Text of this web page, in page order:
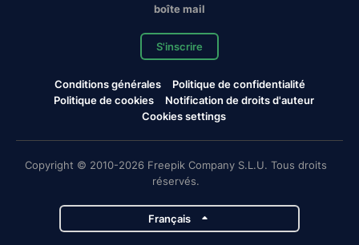
boîte mail
S'inscrire
Conditions générales
Politique de confidentialité
Politique de cookies
Notification de droits d'auteur
Cookies settings
Copyright © 2010-2026 Freepik Company S.L.U. Tous droits
réservés.
Français